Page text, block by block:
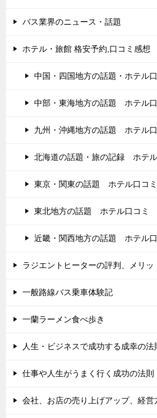
バス業界のニュース・話題
ホテル・旅館 格安予約,口コミ感想
中国・四国地方の話題・ホテル
中部・東海地方の話題 ホテル口
九州・沖縄地方の話題 ホテル口
北海道の話題・旅の記録 ホテル
東京・関東の話題 ホテル口コミ
東北地方の話題 ホテル口コミ
近畿・関西地方の話題 ホテル口
ラジエントヒーターの評判、メリッ
一般路線バス乗車体験記
一蘭ラーメン食べ歩き
人生・ビジネスで成功する成幸の法
仕事や人生がうまく行く成功の法則
会社、お店の売り上げアップ、経営